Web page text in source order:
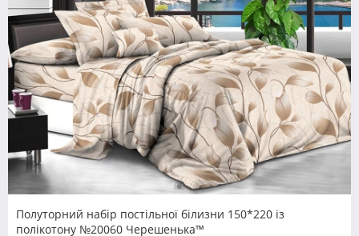
Полуторний набір постільної білизни 150*220 із
полікотону №20060 Черешенька™